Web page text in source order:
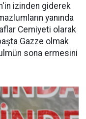
izinden giderek
yanında
Cemiyeti olarak
Gazze olmak
sona ermesini